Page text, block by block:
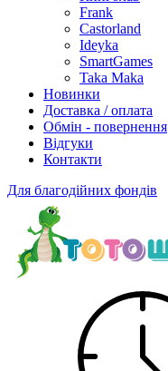
Frank
Castorland
Ideyka
SmartGames
Taka Maka
Новинки
Доставка / оплата
Обмін - повернення
Відгуки
Контакти
Для благодійних фондів